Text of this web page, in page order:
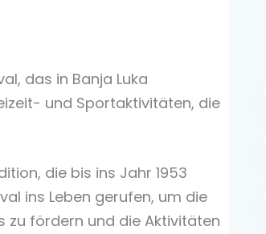
das in Banja Luka
und Sportaktivitäten, die
die bis ins Jahr 1953
ins Leben gerufen, um die
zu fördern und die Aktivitäten